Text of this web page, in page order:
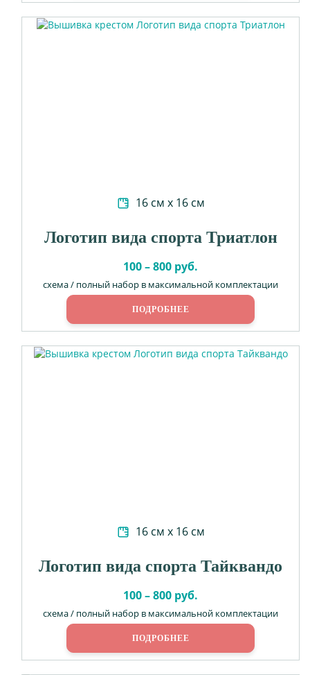
16 см х 16 см
Логотип вида спорта Триатлон
100 – 800 руб.
схема / полный набор в максимальной комплектации
ПОДРОБНЕЕ
16 см х 16 см
Логотип вида спорта Тайквандо
100 – 800 руб.
схема / полный набор в максимальной комплектации
ПОДРОБНЕЕ